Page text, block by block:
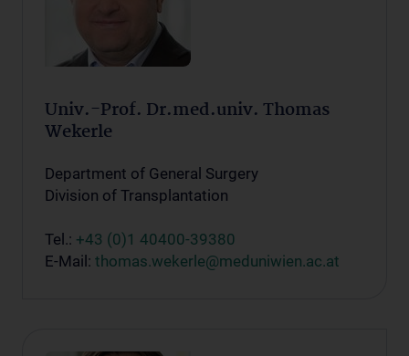
Univ.-Prof. Dr.med.univ. Thomas
Wekerle
Department of General Surgery
Division of Transplantation
Tel.: +43 (0)1 40400-39380
E-Mail: thomas.wekerle@meduniwien.ac.at